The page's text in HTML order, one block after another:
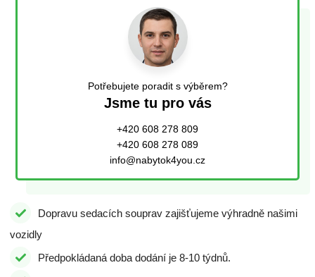
Potřebujete poradit s výběrem?
Jsme tu pro vás
+420 608 278 809
+420 608 278 089
info@nabytok4you.cz
Dopravu sedacích souprav zajišťujeme výhradně našimi
vozidly
Předpokládaná doba dodání je 8-10 týdnů.